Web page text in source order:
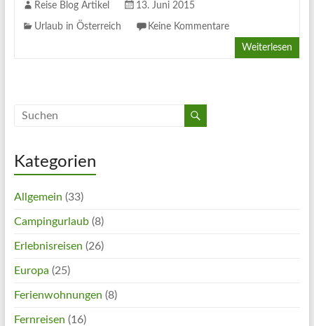
ReisenReise Blog Artikel 13. Juni 2015
Urlaub in Österreich Keine Kommentare
Weiterlesen
Kategorien
Allgemein (33)
Campingurlaub(8)
Erlebnisreisen (26)
Europa (25)
Ferienwohnungen (8)
Fernreisen (16)